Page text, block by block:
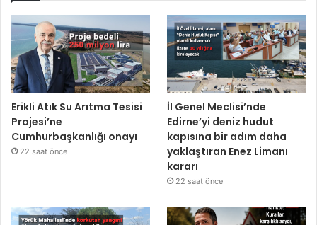
Erikli Atık Su Arıtma Tesisi
Projesi’ne
Cumhurbaşkanlığı onayı
22 saat önce
İl Genel Meclisi’nde
Edirne’yi deniz hudut
kapısına bir adım daha
yaklaştıran Enez Limanı
kararı
22 saat önce